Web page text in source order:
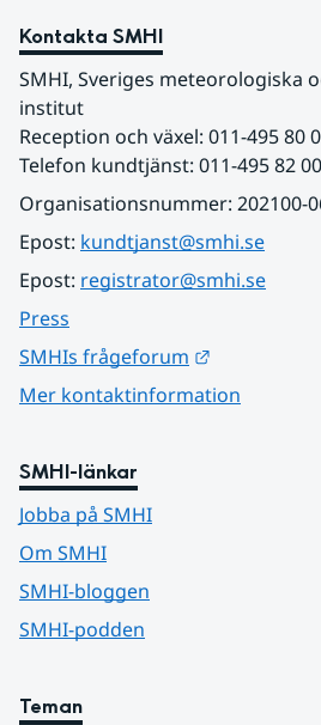
Kontakta SMHI
SMHI, Sveriges meteorologiska
institut
Reception och växel: 011-495 80
Telefon kundtjänst: 011-495 82 00
Organisationsnummer: 202100-
Epost: kundtjanst@smhi.se
Epost: registrator@smhi.se
Press
SMHIs frågeforum
Mer kontaktinformation
SMHI-länkar
Jobba på SMHI
Om SMHI
SMHI-bloggen
SMHI-podden
Teman